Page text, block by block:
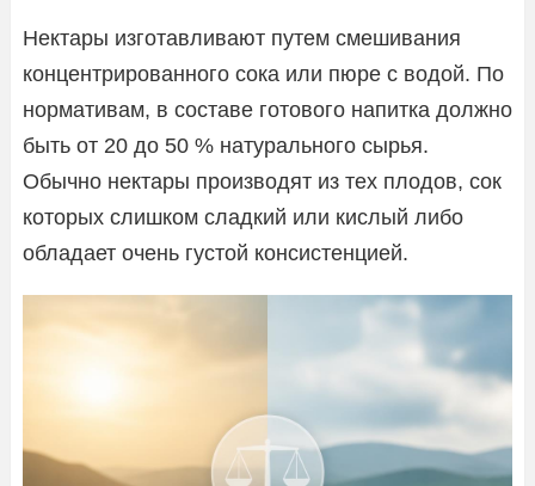
Нектары изготавливают путем смешивания
концентрированного сока или пюре с водой. По
нормативам, в составе готового напитка должно
быть от 20 до 50 % натурального сырья.
Обычно нектары производят из тех плодов, сок
которых слишком сладкий или кислый либо
обладает очень густой консистенцией.